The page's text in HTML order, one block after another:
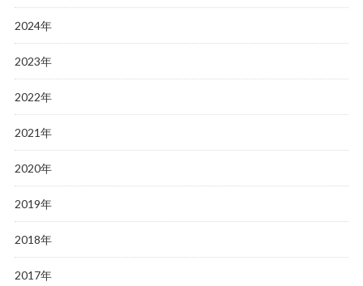
2024年
2023年
2022年
2021年
2020年
2019年
2018年
2017年